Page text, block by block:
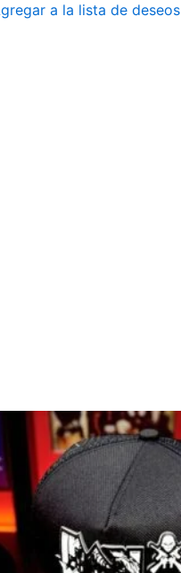
a la lista de deseos